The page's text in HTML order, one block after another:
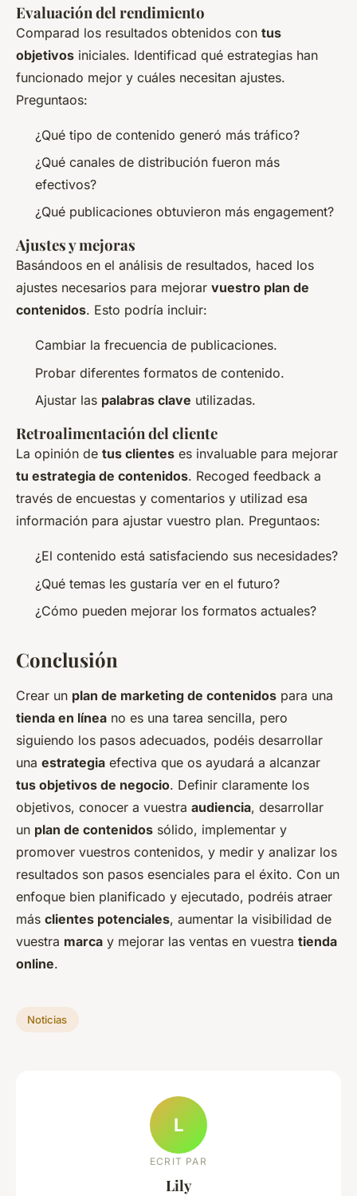
Evaluación del rendimiento
Comparad los resultados obtenidos con tus
objetivos iniciales. Identificad qué estrategias han
funcionado mejor y cuáles necesitan ajustes.
Preguntaos:
¿Qué tipo de contenido generó más tráfico?
¿Qué canales de distribución fueron más
efectivos?
¿Qué publicaciones obtuvieron más engagement?
Ajustes y mejoras
Basándoos en el análisis de resultados, haced los
ajustes necesarios para mejorar vuestro plan de
contenidos. Esto podría incluir:
Cambiar la frecuencia de publicaciones.
Probar diferentes formatos de contenido.
Ajustar las palabras clave utilizadas.
Retroalimentación del cliente
La opinión de tus clientes es invaluable para mejorar
tu estrategia de contenidos. Recoged feedback a
través de encuestas y comentarios y utilizad esa
información para ajustar vuestro plan. Preguntaos:
¿El contenido está satisfaciendo sus necesidades?
¿Qué temas les gustaría ver en el futuro?
¿Cómo pueden mejorar los formatos actuales?
Conclusión
Crear un plan de marketing de contenidos para una
tienda en línea no es una tarea sencilla, pero
siguiendo los pasos adecuados, podéis desarrollar
una estrategia efectiva que os ayudará a alcanzar
tus objetivos de negocio. Definir claramente los
objetivos, conocer a vuestra audiencia, desarrollar
un plan de contenidos sólido, implementar y
promover vuestros contenidos, y medir y analizar los
resultados son pasos esenciales para el éxito. Con un
enfoque bien planificado y ejecutado, podréis atraer
más clientes potenciales, aumentar la visibilidad de
vuestra marca y mejorar las ventas en vuestra tienda
online.
Noticias
L
ECRIT PAR
Lily